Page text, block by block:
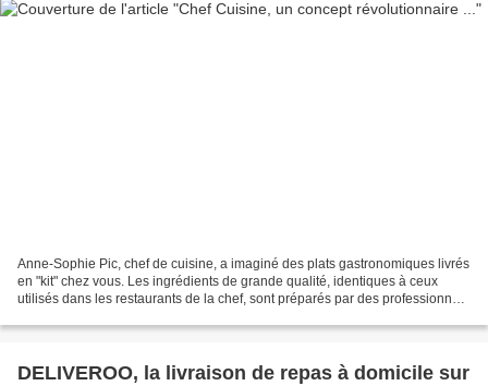
Anne-Sophie Pic, chef de cuisine, a imaginé des plats gastronomiques livrés
en "kit" chez vous. Les ingrédients de grande qualité, identiques à ceux
utilisés dans les restaurants de la chef, sont préparés par des professionnels
DELIVEROO, la livraison de repas à domicile sur